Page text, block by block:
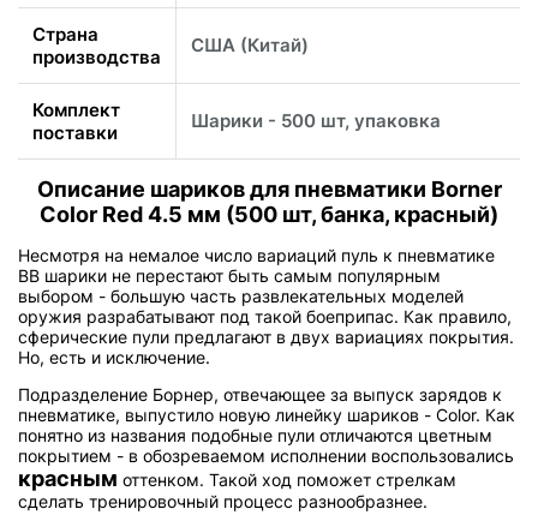
Страна
производства
США (Китай)
Комплект
поставки
Шарики - 500 шт, упаковка
Описание шариков для пневматики Borner
Color Red 4.5 мм (500 шт, банка, красный)
Несмотря на немалое число вариаций пуль к пневматике
BB шарики не перестают быть самым популярным
выбором - большую часть развлекательных моделей
оружия разрабатывают под такой боеприпас. Как правило,
сферические пули предлагают в двух вариациях покрытия.
Но, есть и исключение.
Подразделение Борнер, отвечающее за выпуск зарядов к
пневматике, выпустило новую линейку шариков - Color. Как
понятно из названия подобные пули отличаются цветным
покрытием - в обозреваемом исполнении воспользовались
красным оттенком. Такой ход поможет стрелкам
сделать тренировочный процесс разнообразнее.